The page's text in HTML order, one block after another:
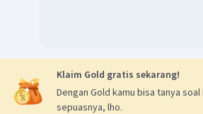
Klaim Gold gratis sekarang!
Dengan Gold kamu bisa tanya soal
sepuasnya, lho.